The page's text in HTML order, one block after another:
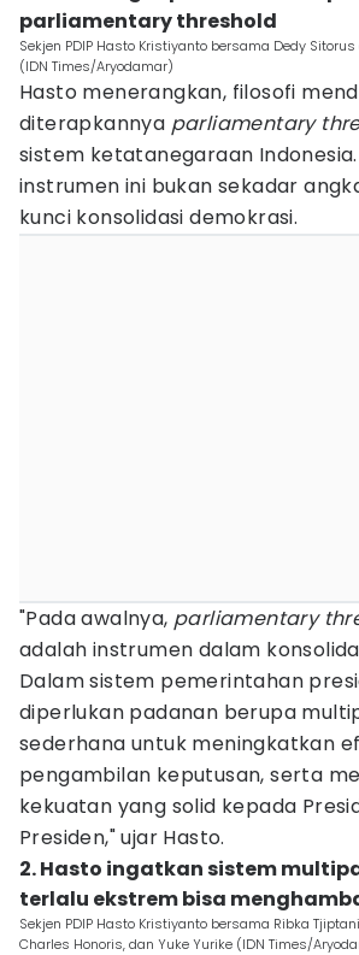
parliamentary threshold
Sekjen PDIP Hasto Kristiyanto bersama Dedy
(IDN Times/Aryodamar)
Hasto menerangkan, filosofi
diterapkannya parliamentary
sistem ketatanegaraan
instrumen ini bukan sekadar
kunci konsolidasi demokrasi.
"Pada awalnya, parliamentary
adalah instrumen dalam
Dalam sistem pemerintahan
diperlukan padanan berupa
sederhana untuk meningkatkan
pengambilan keputusan, serta
kekuatan yang solid kepada
Presiden," ujar Hasto.
2. Hasto ingatkan sistem
terlalu ekstrem bisa
Sekjen PDIP Hasto Kristiyanto bersama Ribka
Charles Honoris, dan Yuke Yurike (IDN Times/